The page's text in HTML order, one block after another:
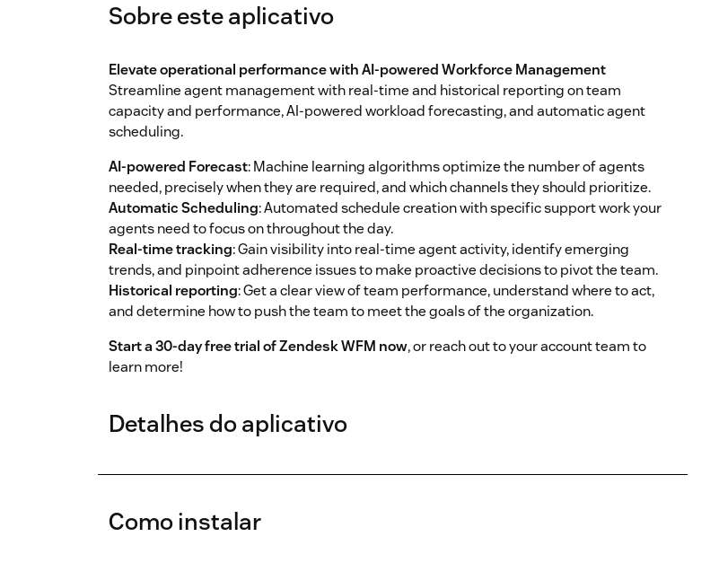
Sobre este aplicativo
Elevate operational performance with AI-powered Workforce Management
Streamline agent management with real-time and historical reporting on team
capacity and performance, AI-powered workload forecasting, and automatic agent
scheduling.
AI-powered Forecast: Machine learning algorithms optimize the number of agents
needed, precisely when they are required, and which channels they should prioritize.
Automatic Scheduling: Automated schedule creation with specific support work your
agents need to focus on throughout the day.
Real-time tracking: Gain visibility into real-time agent activity, identify emerging
trends, and pinpoint adherence issues to make proactive decisions to pivot the team.
Historical reporting: Get a clear view of team performance, understand where to act,
and determine how to push the team to meet the goals of the organization.
Start a 30-day free trial of Zendesk WFM now, or reach out to your account team to
learn more!
Detalhes do aplicativo
Como instalar